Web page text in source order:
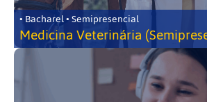
• Bacharel • Semipresencial
Medicina Veterinária